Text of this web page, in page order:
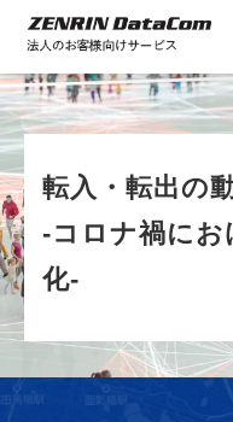
サ
転入・転出の
-コロナ禍にお
化-